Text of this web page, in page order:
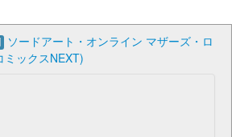
ソードアート・オンライン マザーズ・ロ
ックスNEXT)